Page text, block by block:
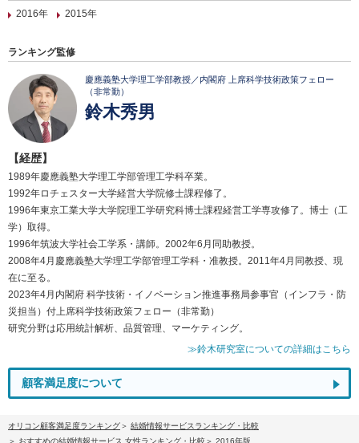
2016年
2015年
ランキング監修
慶應義塾大学理工学部教授／内閣府 上席科学技術政策フェロー
（非常勤）
鈴木秀男
【経歴】
1989年慶應義塾大学理工学部管理工学科卒業。
1992年ロチェスター大学経営大学院修士課程修了。
1996年東京工業大学大学院理工学研究科博士課程経営工学専攻修了。博士（工
学）取得。
1996年筑波大学社会工学系・講師。2002年6月同助教授。
2008年4月慶應義塾大学理工学部管理工学科・准教授。2011年4月同教授、現
在に至る。
2023年4月内閣府 科学技術・イノベーション推進事務局参事官（インフラ・防
災担当）付上席科学技術政策フェロー（非常勤）
研究分野は応用統計解析、品質管理、マーケティング。
≫鈴木研究室についての詳細はこちら
顧客満足度について
オリコン顧客満足度ランキング
結婚情報サービスランキング・比較